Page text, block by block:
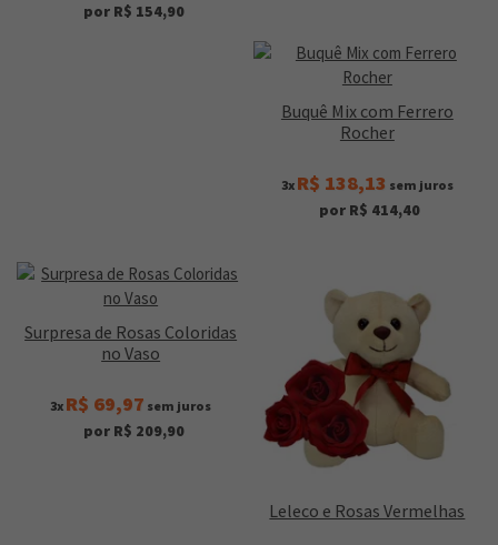
por R$ 154,90
Buquê Mix com Ferrero
Rocher
3x R$ 138,13 sem juros
por R$ 414,40
Surpresa de Rosas Coloridas
no Vaso
3x R$ 69,97 sem juros
por R$ 209,90
Leleco e Rosas Vermelhas